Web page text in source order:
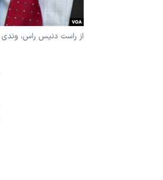
نرگس محمدی برنده جایزه نوبل صلح
از راست دنیس راس، وندی